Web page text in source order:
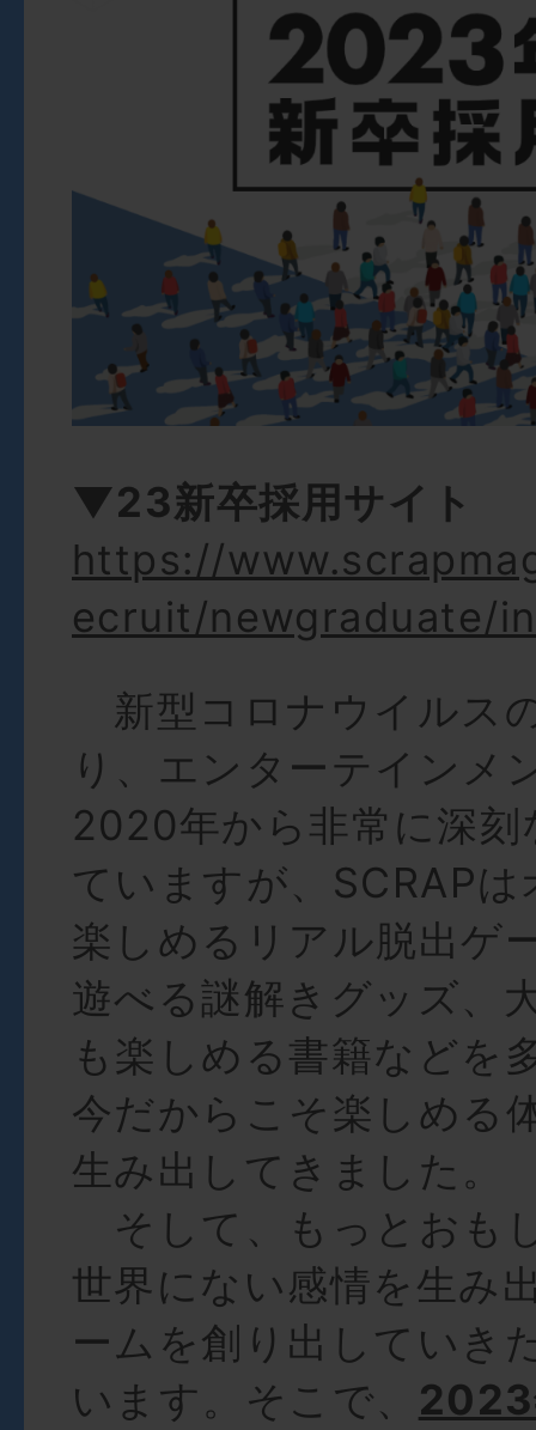
▼23新卒採用サイト
https://
ecruit/newgraduate/
新型コロナウイルス
り、エンターテインメ
2020年から非常に深刻
ていますが、SCRAP
楽しめるリアル脱出ゲ
遊べる謎解きグッズ、
も楽しめる書籍などを
今だからこそ楽しめる
生み出してきました。
そして、もっとおも
世界にない感情を生み
ームを創り出していき
います。そこで、 2023